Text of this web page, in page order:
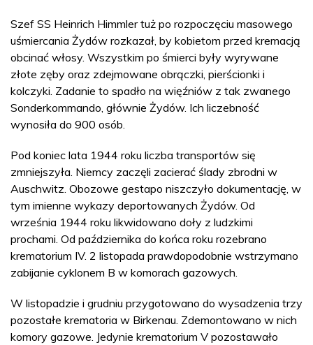
Szef SS Heinrich Himmler tuż po rozpoczęciu masowego
uśmiercania Żydów rozkazał, by kobietom przed kremacją
obcinać włosy. Wszystkim po śmierci były wyrywane
złote zęby oraz zdejmowane obrączki, pierścionki i
kolczyki. Zadanie to spadło na więźniów z tak zwanego
Sonderkommando, głównie Żydów. Ich liczebność
wynosiła do 900 osób.
Pod koniec lata 1944 roku liczba transportów się
zmniejszyła. Niemcy zaczęli zacierać ślady zbrodni w
Auschwitz. Obozowe gestapo niszczyło dokumentację, w
tym imienne wykazy deportowanych Żydów. Od
września 1944 roku likwidowano doły z ludzkimi
prochami. Od października do końca roku rozebrano
krematorium IV. 2 listopada prawdopodobnie wstrzymano
zabijanie cyklonem B w komorach gazowych.
W listopadzie i grudniu przygotowano do wysadzenia trzy
pozostałe krematoria w Birkenau. Zdemontowano w nich
komory gazowe. Jedynie krematorium V pozostawało